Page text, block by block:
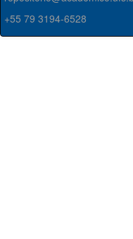
+55 79 3194-6528